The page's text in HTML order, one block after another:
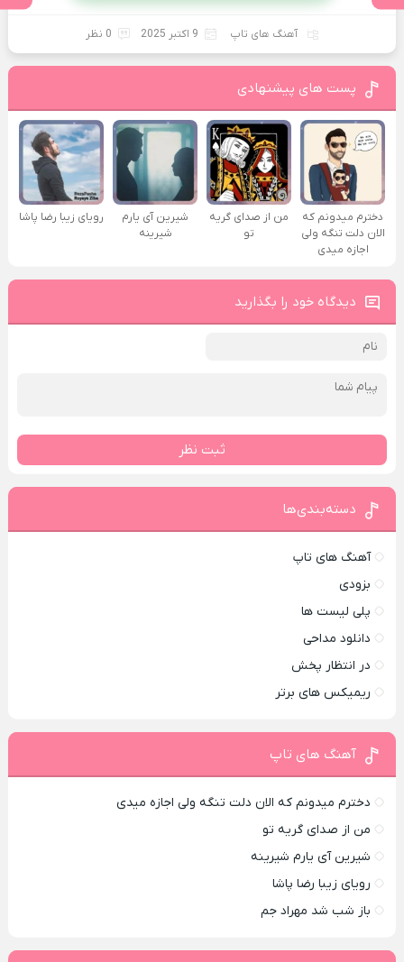
آهنگ های تاپ 9 اکتبر 2025 0 نظر
پست های پیشنهادی
دخترم میدونم که
الان دلت تنگه ولی
اجازه میدی
من از صدای گريه
تو
شیرین آی یارم
شیرینه
رویای زیبا رضا پاشا
دیدگاه خود را بگذارید
ثبت نظر
دسته‌بندی‌ها
آهنگ های تاپ
بزودی
پلی لیست ها
دانلود مداحی
در انتظار پخش
ریمیکس های برتر
آهنگ های تاپ
دخترم میدونم که الان دلت تنگه ولی اجازه میدی
من از صدای گريه تو
شیرین آی یارم شیرینه
رویای زیبا رضا پاشا
باز شب شد مهراد جم